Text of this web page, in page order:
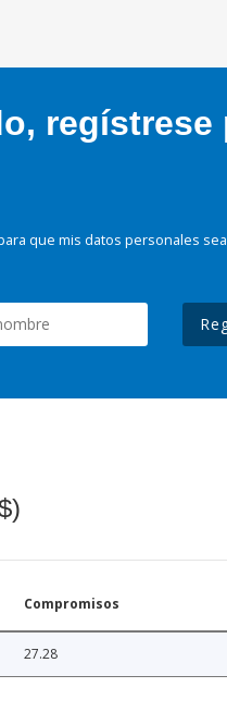
regístrese
que mis datos personales
Compromisos
27.28